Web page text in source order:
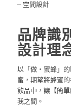
– 空間設計
品牌識
設計理
以「做‧蜜蜂」的
蜜，期望將蜂蜜
飲品中，讓【簡
我之間。